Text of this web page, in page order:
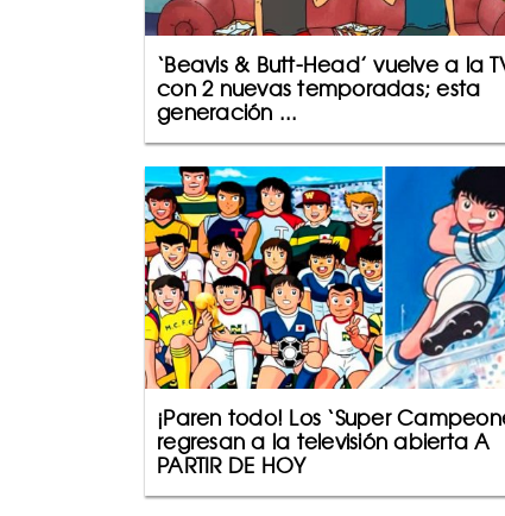
‘Beavis & Butt-Head’ vuelve a la
con 2 nuevas temporadas; esta
generación ...
¡Paren todo! Los ‘Super
regresan a la televisión abierta A
PARTIR DE HOY